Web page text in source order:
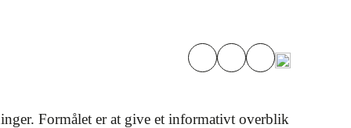
Formålet er at give et informativt overblik